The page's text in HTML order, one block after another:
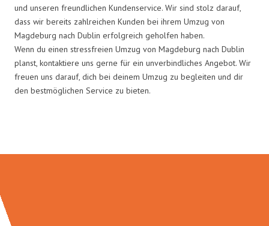
und unseren freundlichen Kundenservice. Wir sind stolz darauf,
dass wir bereits zahlreichen Kunden bei ihrem Umzug von
Magdeburg nach Dublin erfolgreich geholfen haben.
Wenn du einen stressfreien Umzug von Magdeburg nach Dublin
planst, kontaktiere uns gerne für ein unverbindliches Angebot. Wir
freuen uns darauf, dich bei deinem Umzug zu begleiten und dir
den bestmöglichen Service zu bieten.